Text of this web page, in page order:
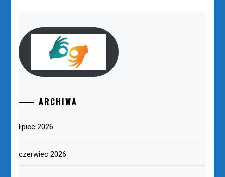
ARCHIWA
lipiec 2026
czerwiec 2026